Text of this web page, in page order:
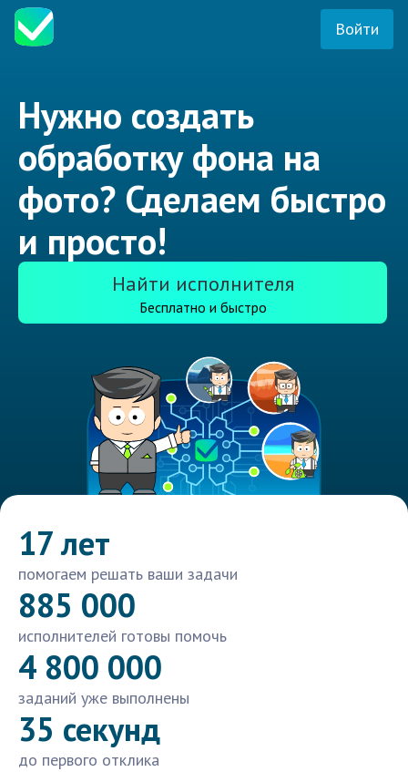
Войти
Нужно создать
обработку фона на
фото? Сделаем быстро
и просто!
Найти исполнителя
Бесплатно и быстро
17 лет
помогаем решать ваши задачи
885 000
исполнителей готовы помочь
4 800 000
заданий уже выполнены
35 секунд
до первого отклика